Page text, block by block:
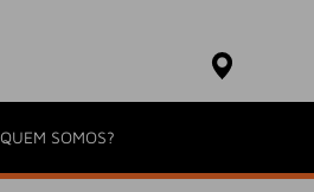
QUEM SOMOS?